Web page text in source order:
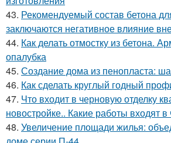
43. Рекомендуемый состав бетона
заключаются негативное влияние
44. Как делать отмостку из бетона.
опалубка
45. Создание дома из пенопласта:
46. Как сделать круглый годный
47. Что входит в черновую отделку
новостройке.. Какие работы входят
48. Увеличение площади жилья: